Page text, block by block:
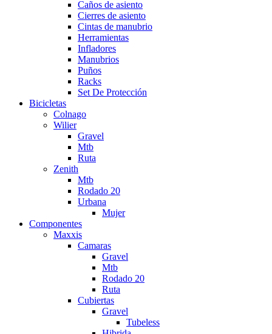
Caños de asiento
Cierres de asiento
Cintas de manubrio
Herramientas
Infladores
Manubrios
Puños
Racks
Set De Protección
Bicicletas
Colnago
Wilier
Gravel
Mtb
Ruta
Zenith
Mtb
Rodado 20
Urbana
Mujer
Componentes
Maxxis
Camaras
Gravel
Mtb
Rodado 20
Ruta
Cubiertas
Gravel
Tubeless